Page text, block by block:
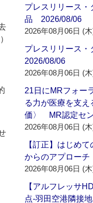
）
プレスリリース・
品 2026/08/06
2026年08月06日 (
プレスリリース
2026/08/06
2026年08月06日 (
21日にMRフォー
る力が医療を支
価〉 MR認定セ
2026年08月06日 (
【訂正】はじめ
からのアプローチ
2026年08月06日 (
【アルフレッサ
点‐羽田空港隣接